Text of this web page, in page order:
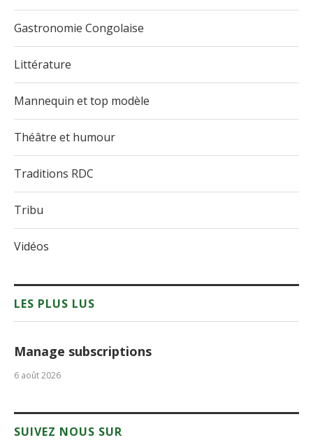
Gastronomie Congolaise
Littérature
Mannequin et top modèle
Théâtre et humour
Traditions RDC
Tribu
Vidéos
LES PLUS LUS
Manage subscriptions
6 août 2026
SUIVEZ NOUS SUR